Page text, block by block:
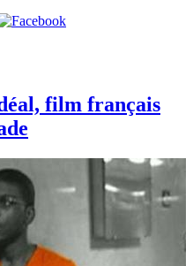
film français